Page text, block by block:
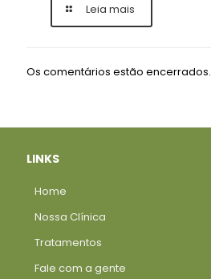
Leia mais
Os comentários estão encerrados.
LINKS
Home
Nossa Clínica
Tratamentos
Fale com a gente